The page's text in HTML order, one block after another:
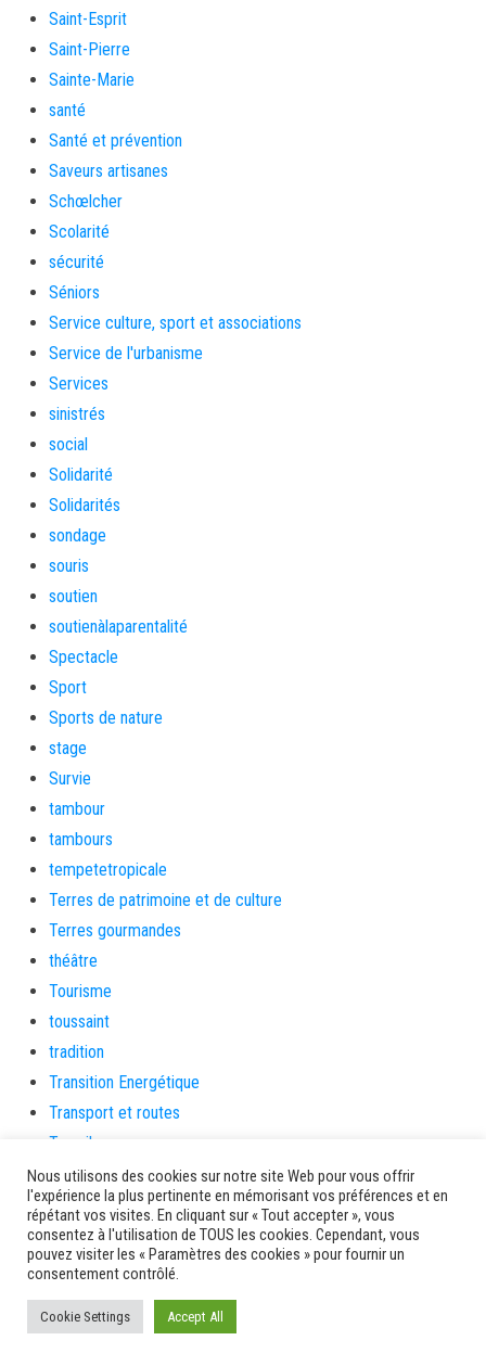
Saint-Esprit
Saint-Pierre
Sainte-Marie
santé
Santé et prévention
Saveurs artisanes
Schœlcher
Scolarité
sécurité
Séniors
Service culture, sport et associations
Service de l'urbanisme
Services
sinistrés
social
Solidarité
Solidarités
sondage
souris
soutien
soutienàlaparentalité
Spectacle
Sport
Sports de nature
stage
Survie
tambour
tambours
tempetetropicale
Terres de patrimoine et de culture
Terres gourmandes
théâtre
Tourisme
toussaint
tradition
Transition Energétique
Transport et routes
Travail
Travaux
Travaux THD
travaux utiles
TSUNAMI
TZCLD
uncategorized
Nous utilisons des cookies sur notre site Web pour vous offrir
l'expérience la plus pertinente en mémorisant vos préférences et en
répétant vos visites. En cliquant sur « Tout accepter », vous
consentez à l'utilisation de TOUS les cookies. Cependant, vous
pouvez visiter les « Paramètres des cookies » pour fournir un
consentement contrôlé.
Cookie Settings Accept All